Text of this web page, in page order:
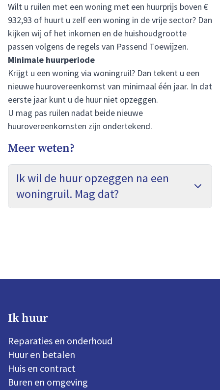
Wilt u ruilen met een woning met een huurprijs boven €
932,93 of huurt u zelf een woning in de vrije sector? Dan
kijken wij of het inkomen en de huishoudgrootte
passen volgens de regels van Passend Toewijzen.
Minimale huurperiode
Krijgt u een woning via woningruil? Dan tekent u een
nieuwe huurovereenkomst van minimaal één jaar. In dat
eerste jaar kunt u de huur niet opzeggen.
U mag pas ruilen nadat beide nieuwe
huurovereenkomsten zijn ondertekend.
Meer weten?
Ik wil de huur opzeggen na een
woningruil. Mag dat?
Ik huur
Reparaties en onderhoud
Huur en betalen
Huis en contract
Buren en omgeving